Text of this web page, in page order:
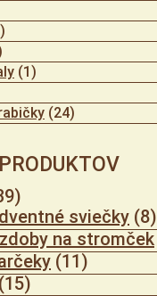
(1)
(24)
sviečky (8)
na stromček
(11)
(15)